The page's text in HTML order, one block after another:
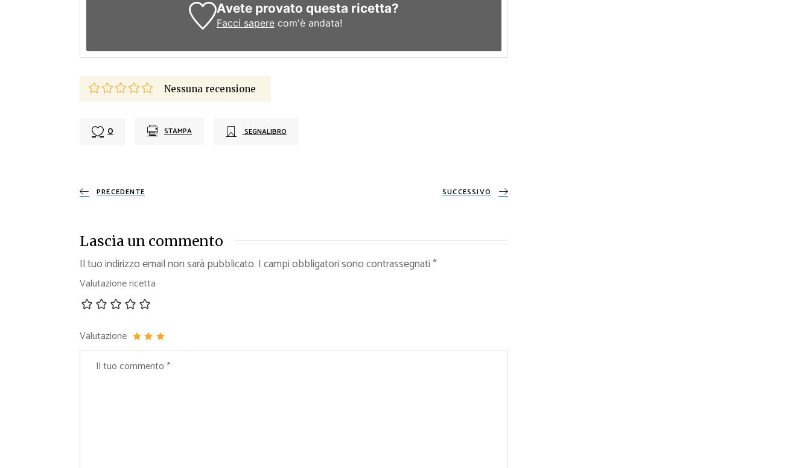
Avete provato questa ricetta?
Facci saperecom'è andata!
Nessuna recensione
0 STAMPA SEGNALIBRO
PRECEDENTE SUCCESSIVO
Lascia un commento
Il tuo indirizzo email non sarà pubblicato. I campi obbligatori sono contrassegnati*
Valutazione ricetta
Valutazione